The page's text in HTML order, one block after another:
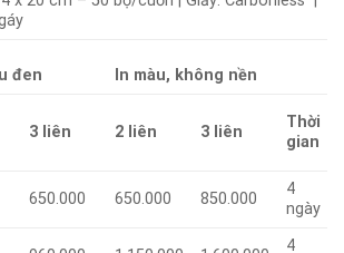
đen
In màu, không nền
3 liên 2 liên 3 liên
Thời
gian
650.000 650.000 850.000
4
ngày
4